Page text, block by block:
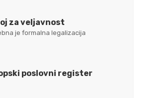
za veljavnost
je formalna legalizacija
poslovni register